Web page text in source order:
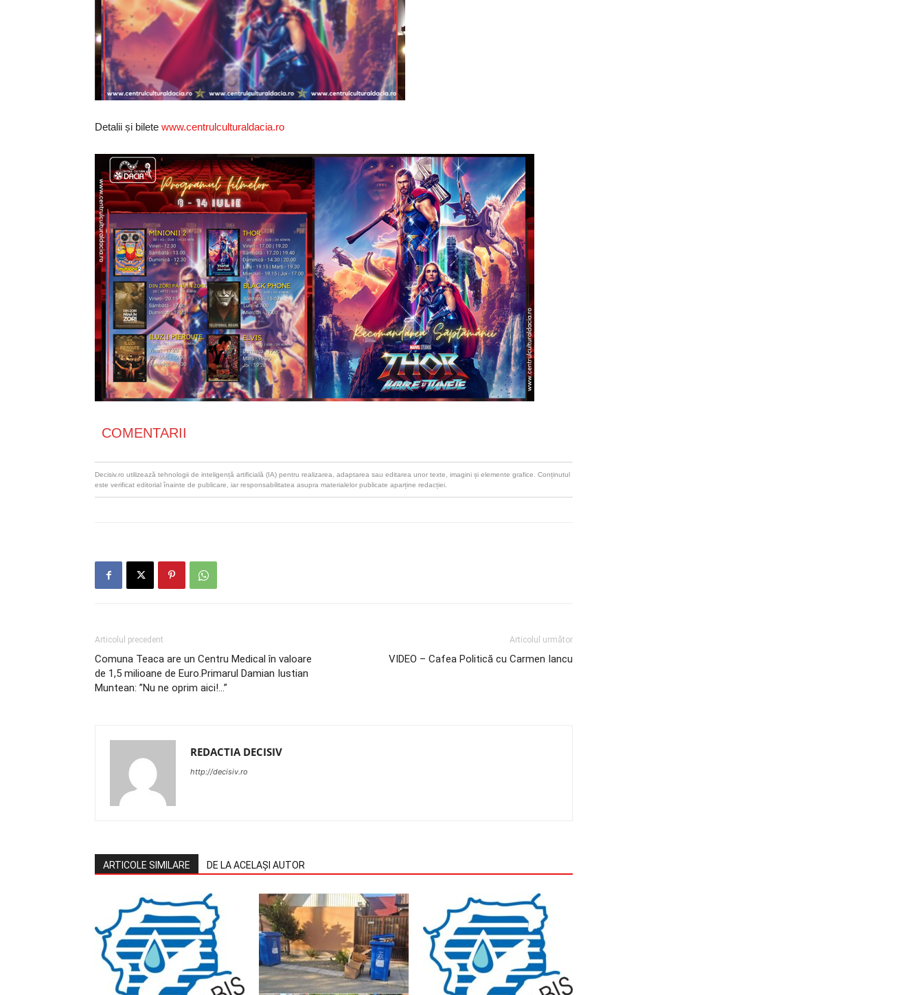
Detalii și bilete www.centrulculturaldacia.ro
COMENTARII
Decisiv.ro utilizează tehnologii de inteligență artificială (IA) pentru realizarea, adaptarea sau editarea unor texte, imagini și elemente grafice. Conținutul
este verificat editorial înainte de publicare, iar responsabilitatea asupra materialelor publicate aparține redacției.
Articolul precedent
Comuna Teaca are un Centru Medical în valoare
de 1,5 milioane de Euro.Primarul Damian Iustian
Muntean: ”Nu ne oprim aici!…”
Articolul următor
VIDEO – Cafea Politică cu Carmen Iancu
REDACTIA DECISIV
http://decisiv.ro
ARTICOLE SIMILARE DE LA ACELAȘI AUTOR